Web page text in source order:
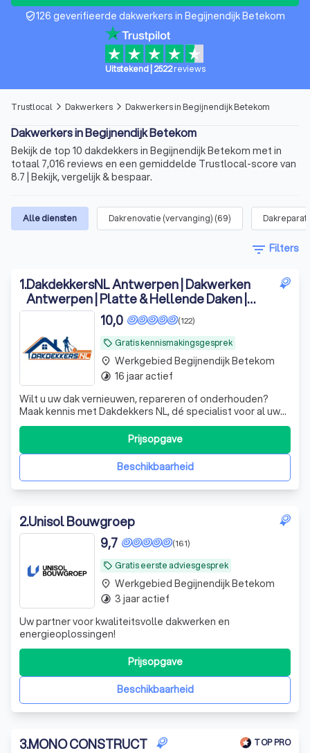
verified_user126 geverifieerde dakwerkers in Begijnendijk Betekom
Uitstekend| 2522 reviews
Trustlocal arrow_forward_ios Dakwerkers arrow_forward_ios Dakwerkers in Begijnendijk Betekom
Dakwerkers in Begijnendijk Betekom
Bekijk de top 10 dakdekkers in Begijnendijk Betekom met in
totaal 7,016 reviews en een gemiddelde Trustlocal-score van
8.7 | Bekijk, vergelijk & bespaar.
Alle diensten Dakrenovatie (vervanging) (69)
filter_list Filters
1.DakdekkersNL Antwerpen | Dakwerken
Antwerpen | Platte & Hellende Daken |
Daklekkage Spoed
local_offer Gratis kennismakingsgesprek
(122)
10,0
Wilt u uw dak vernieuwen, repareren of onderhouden?
Maak kennis met Dakdekkers NL, dé specialist voor al uw
dakwerken! Met ervaring en vakmanschap zorgen wij
ervoor dat uw dak weer jarenlang meegaat. en ook
duurzaam zijn waar mogelijk. 🏠🔨 Grote of kleine klussen?
Wij staan voor u klaar! Van brandw
Beschikbaarheid
Prijsopgave
place Werkgebied Begijnendijk Betekom
timelapse 16 jaar actief
2.Unisol Bouwgroep
local_offer Gratis eerste adviesgesprek
(161)
9,7
Uw partner voor kwaliteitsvolle dakwerken en
energieoplossingen!
Beschikbaarheid
Prijsopgave
place Werkgebied Begijnendijk Betekom
timelapse 3 jaar actief
3.MONO CONSTRUCT TOP PRO